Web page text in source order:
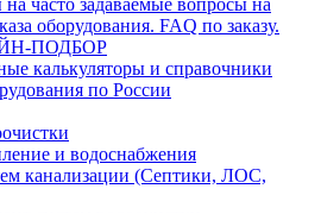
часто задаваемые вопросы на
оборудования. FAQ по заказу.
ПОДБОР
калькуляторы и справочники
по России
и водоснабжения
канализации (Септики, ЛОС,